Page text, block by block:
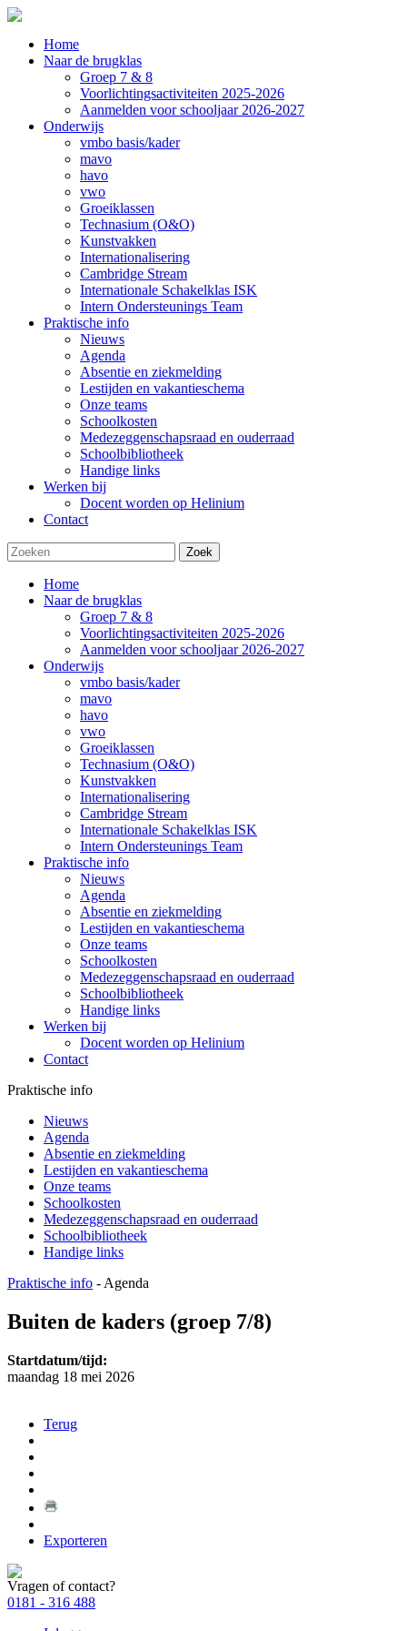
Home
Naar de brugklas
Groep 7 & 8
Voorlichtingsactiviteiten 2025-2026
Aanmelden voor schooljaar 2026-2027
Onderwijs
vmbo basis/kader
mavo
havo
vwo
Groeiklassen
Technasium (O&O)
Kunstvakken
Internationalisering
Cambridge Stream
Internationale Schakelklas ISK
Intern Ondersteunings Team
Praktische info
Nieuws
Agenda
Absentie en ziekmelding
Lestijden en vakantieschema
Onze teams
Schoolkosten
Medezeggenschapsraad en ouderraad
Schoolbibliotheek
Handige links
Werken bij
Docent worden op Helinium
Contact
Zoek
Home
Naar de brugklas
Groep 7 & 8
Voorlichtingsactiviteiten 2025-2026
Aanmelden voor schooljaar 2026-2027
Onderwijs
vmbo basis/kader
mavo
havo
vwo
Groeiklassen
Technasium (O&O)
Kunstvakken
Internationalisering
Cambridge Stream
Internationale Schakelklas ISK
Intern Ondersteunings Team
Praktische info
Nieuws
Agenda
Absentie en ziekmelding
Lestijden en vakantieschema
Onze teams
Schoolkosten
Medezeggenschapsraad en ouderraad
Schoolbibliotheek
Handige links
Werken bij
Docent worden op Helinium
Contact
Praktische info
Nieuws
Agenda
Absentie en ziekmelding
Lestijden en vakantieschema
Onze teams
Schoolkosten
Medezeggenschapsraad en ouderraad
Schoolbibliotheek
Handige links
Praktische info - Agenda
Buiten de kaders (groep 7/8)
Startdatum/tijd:
maandag 18 mei 2026
Terug
Exporteren
Vragen of contact?
0181 - 316 488